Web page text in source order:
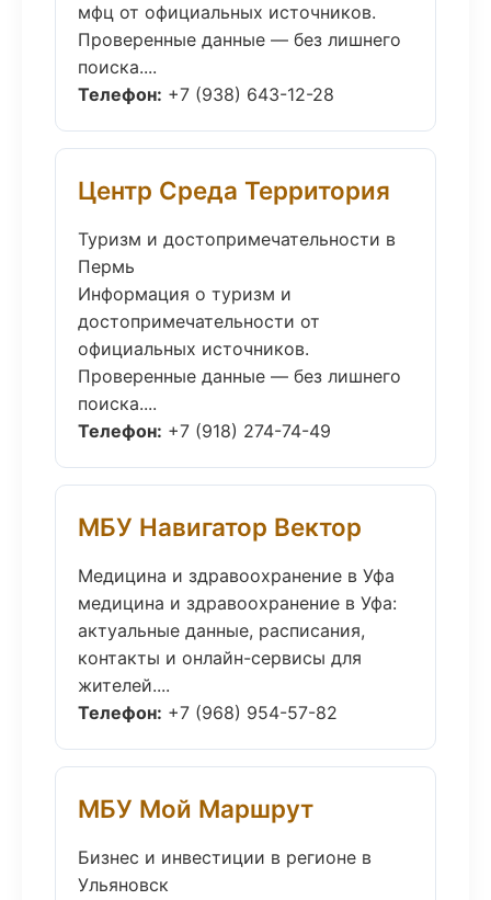
мфц от официальных источников.
Проверенные данные — без лишнего
поиска....
Телефон: +7 (938) 643-12-28
Центр Среда Территория
Туризм и достопримечательности в
Пермь
Информация о туризм и
достопримечательности от
официальных источников.
Проверенные данные — без лишнего
поиска....
Телефон: +7 (918) 274-74-49
МБУ Навигатор Вектор
Медицина и здравоохранение в Уфа
медицина и здравоохранение в Уфа:
актуальные данные, расписания,
контакты и онлайн-сервисы для
жителей....
Телефон: +7 (968) 954-57-82
МБУ Мой Маршрут
Бизнес и инвестиции в регионе в
Ульяновск